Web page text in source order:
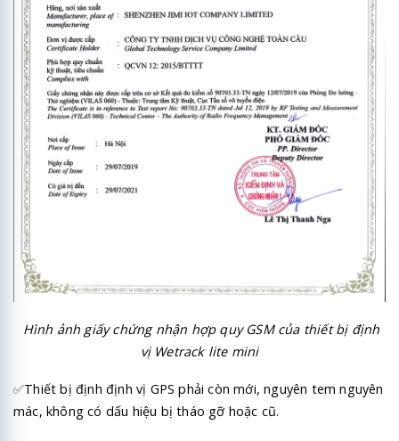
Hình ảnh giấy chứng nhận hợp quy GSM của thiết bị định
vị Wetrack lite mini
✅Thiết bị định định vị GPS phải còn mới, nguyên tem nguyên
mác, không có dấu hiệu bị tháo gỡ hoặc cũ.